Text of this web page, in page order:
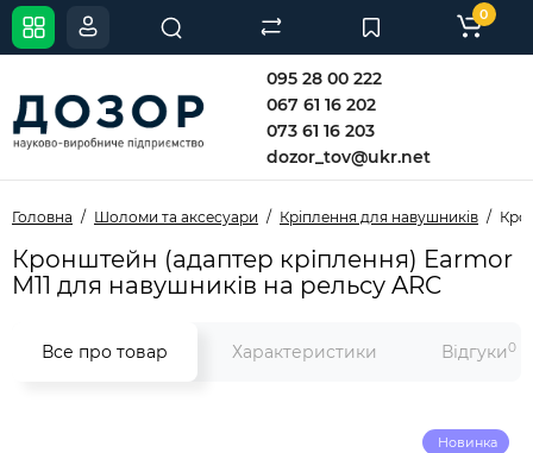
095 28 00 222
067 61 16 202
073 61 16 203
dozor_tov@ukr.net
0
Головна Шоломи та аксесуари Кріплення для навушників
Кронштейн (адаптер кріплення) Earmor
M11 для навушників на рельсу ARC
Все про товар Характеристики Відгуки0
Новинка